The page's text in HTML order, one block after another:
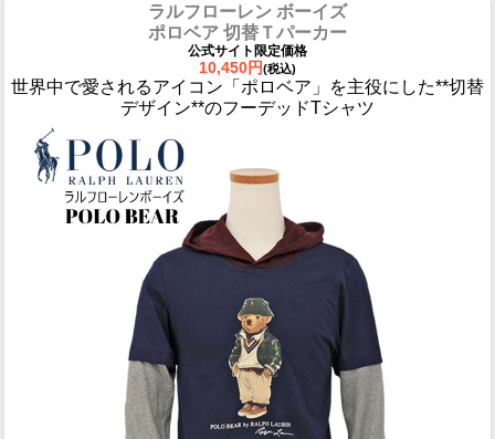
ラルフローレン ボーイズ
ポロベア 切替Ｔパーカー
公式サイト限定価格
10,450円(税込)
世界中で愛されるアイコン「ポロベア」を主役にした**切替
デザイン**のフーデッドTシャツ